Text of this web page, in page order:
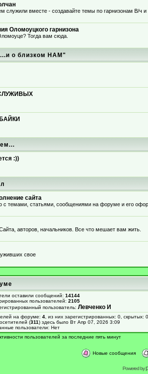
служили вместе - создавайте темы по гарнизонам В/ч
Оломоуцкого гарнизона
Тогда вам сюда.
о близком НАМ"
:))
сайта
с темами, статьями, сообщениями на форуме и его
авторов, начальников. Все что мешает вам жить.
свое
оставили сообщений: 14144
пользователей: 2105
пользователь: Левченко И
на форуме: 4 , из них зарегистрированных: 0,
(311) здесь было Вт Апр 07, 2026 3:09
пользователи: Нет
пользователей за последние пять минут
Новые сообщения
Powered by